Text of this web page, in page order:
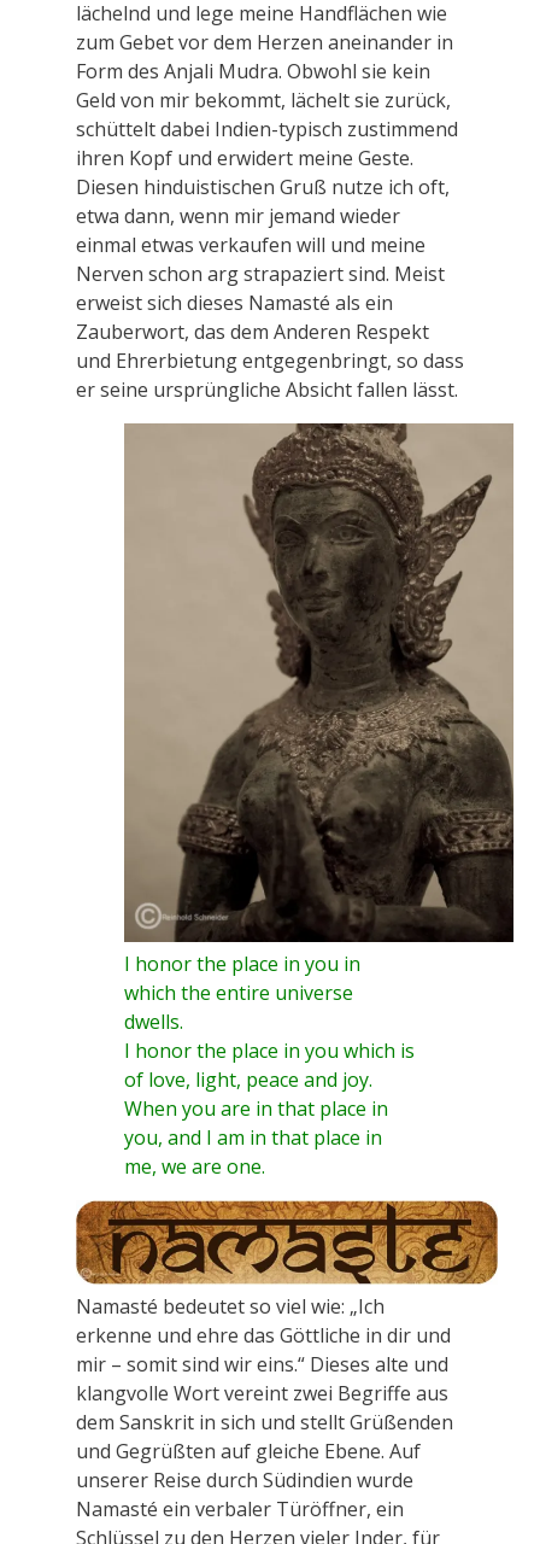
lächelnd und lege meine Handflächen wie
zum Gebet vor dem Herzen aneinander in
Form des Anjali Mudra. Obwohl sie kein
Geld von mir bekommt, lächelt sie zurück,
schüttelt dabei Indien-typisch zustimmend
ihren Kopf und erwidert meine Geste.
Diesen hinduistischen Gruß nutze ich oft,
etwa dann, wenn mir jemand wieder
einmal etwas verkaufen will und meine
Nerven schon arg strapaziert sind. Meist
erweist sich dieses Namasté als ein
Zauberwort, das dem Anderen Respekt
und Ehrerbietung entgegenbringt, so dass
er seine ursprüngliche Absicht fallen lässt.
I honor the place in you in
which the entire universe
dwells.
I honor the place in you which is
of love, light, peace and joy.
When you are in that place in
you, and I am in that place in
me, we are one.
Namasté bedeutet so viel wie: „Ich
erkenne und ehre das Göttliche in dir und
mir – somit sind wir eins.“ Dieses alte und
klangvolle Wort vereint zwei Begriffe aus
dem Sanskrit in sich und stellt Grüßenden
und Gegrüßten auf gleiche Ebene. Auf
unserer Reise durch Südindien wurde
Namasté ein verbaler Türöffner, ein
Schlüssel zu den Herzen vieler Inder, für